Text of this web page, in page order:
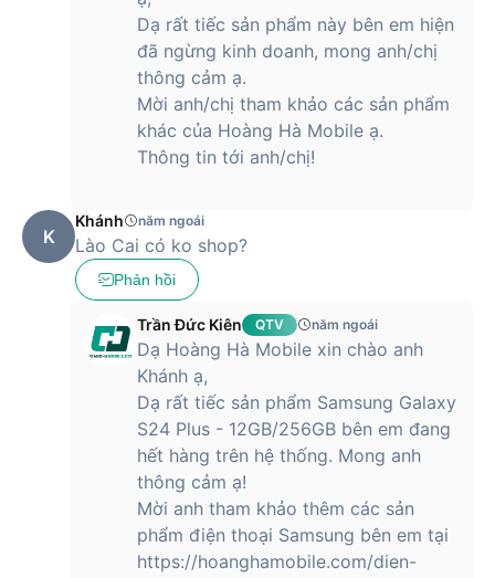
Chiếc S24 Plus có giá niêm yết tại thời điểm ra mắt, tại hệ
thống Hoàng Hà Mobile với mức giá gần 27 triệu đồng cho
phiên bản 12GB/256GB và hơn 30 triệu đồng cho phiên bản
12GB/512GB cho 4 lựa chọn màu sắc: Vàng, Đen, Tím, Xám.
Đi kèm với đó là loạt ưu đãi hấp dẫn khi mua hàng (Giá có thể
thay đổi theo từng thời điểm).
Mua Điện thoại Samsung Galaxy S24 Plus
- Chính hãng tại Hoàng Hà Mobile
Sự kiện ra mắt của Samsung Galaxy S24 Plus đã và đang
nghệ trên toàn cầu. Vậy bạn có muốn “rinh” ngay mẫu
smartphone thế hệ mới này từ Samsung? Hãy đến với
để trải nghiệm và mua sản phẩm với giá tốt nhất
Dạ rất tiếc sản phẩm này bên em hiện
đã ngừng kinh doanh, mong anh/chị
thông cảm ạ.
Mời anh/chị tham khảo các sản phẩm
khác của Hoàng Hà Mobile ạ.
Thông tin tới anh/chị!
K
Khánh năm ngoái
Lào Cai có ko shop?
Phản hồi
Trần Đức Kiên QTV năm ngoái
Dạ Hoàng Hà Mobile xin chào anh
Khánh ạ,
Dạ rất tiếc sản phẩm Samsung Galaxy
S24 Plus - 12GB/256GB bên em đang
hết hàng trên hệ thống. Mong anh
thông cảm ạ!
Mời anh tham khảo thêm các sản
phẩm điện thoại Samsung bên em tại
https://hoanghamobile.com/dien-